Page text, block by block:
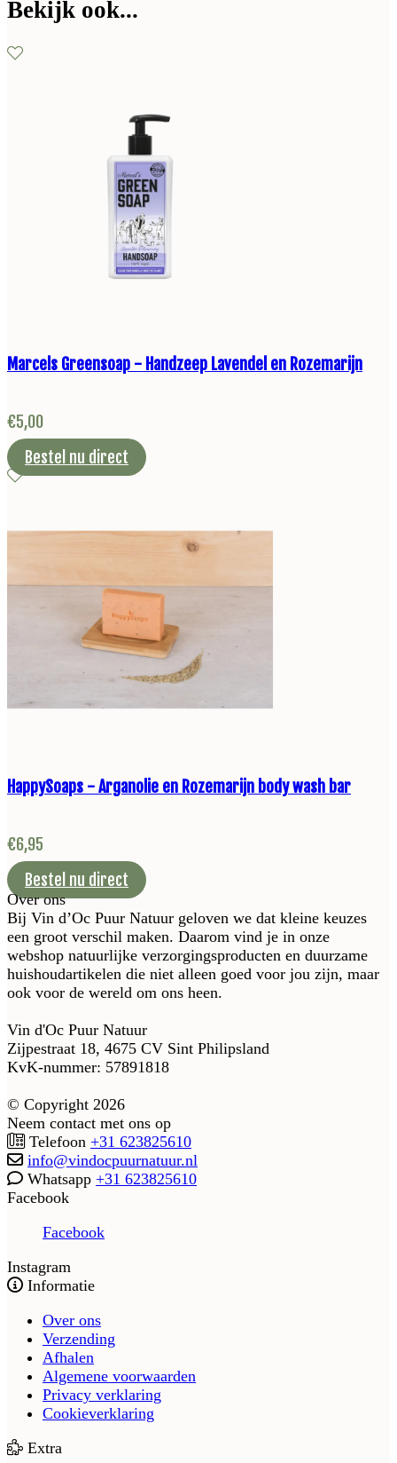
Bekijk ook...
Marcels Greensoap - Handzeep Lavendel en Rozemarijn
€5,00
Bestel nu direct
HappySoaps - Arganolie en Rozemarijn body wash bar
€6,95
Bestel nu direct
Over ons
Bij Vin d’Oc Puur Natuur geloven we dat kleine keuzes
een groot verschil maken. Daarom vind je in onze
webshop natuurlijke verzorgingsproducten en duurzame
huishoudartikelen die niet alleen goed voor jou zijn, maar
ook voor de wereld om ons heen.
Vin d'Oc Puur Natuur
Zijpestraat 18, 4675 CV Sint Philipsland
KvK-nummer: 57891818
© Copyright 2026
Neem contact met ons op
Telefoon +31 623825610
info@vindocpuurnatuur.nl
Whatsapp +31 623825610
Facebook
Facebook
Instagram
Informatie
Over ons
Verzending
Afhalen
Algemene voorwaarden
Privacy verklaring
Cookieverklaring
Extra